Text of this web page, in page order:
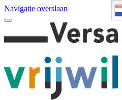
Navigatie overslaan